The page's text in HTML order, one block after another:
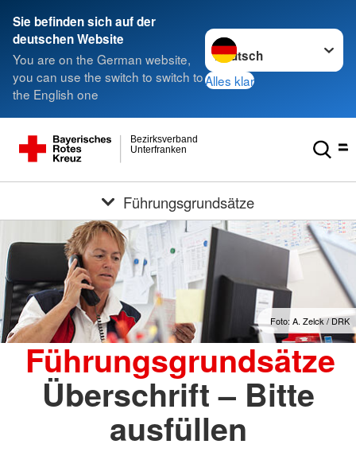
Sie befinden sich auf der
deutschen Website
You are on the German website,
you can use the switch to switch to
the English one
Sprache wechseln zu
Alles klar
Unterfranken
Bezirksverband
Führungsgrundsätze
Foto: A. Zelck / DRK
Führungsgrundsätze
Überschrift – Bitte
ausfüllen